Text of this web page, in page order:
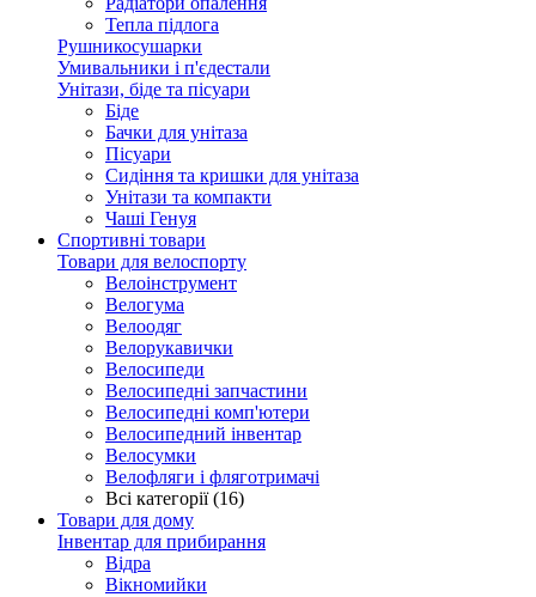
Тепла підлога
Рушникосушарки
Умивальники і п'єдестали
Унітази, біде та пісуари
Біде
Бачки для унітаза
Пісуари
Сидіння та кришки для унітаза
Унітази та компакти
Чаші Генуя
Спортивні товари
Товари для велоспорту
Велоінструмент
Велогума
Велоодяг
Велорукавички
Велосипеди
Велосипедні запчастини
Велосипедні комп'ютери
Велосипедний інвентар
Велосумки
Велофляги і фляготримачі
Всі категорії (16)
Товари для дому
Інвентар для прибирання
Відра
Вікномийки